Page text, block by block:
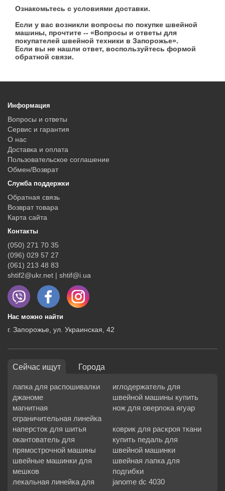
Ознакомьтесь с условиями доставки.
Если у вас возникли вопросы по покупке швейной
машины, прочтите -- «Вопросы и ответы для
покупателей швейной техники в Запорожье».
Если вы не нашли ответ, воспользуйтесь формой
обратной связи.
Информация
Вопросы и ответы
Сервис и гарантия
О нас
Доставка и оплата
Пользовательское соглашение
Обмен/Возврат
Служба поддержки
Обратная связь
Возврат товара
Карта сайта
Контакты
(050) 271 70 35
(096) 029 57 27
(061) 213 48 83
shtif2@ukr.net | shtif@i.ua
Нас можно найти
г. Запорожье, ул. Украинская, 42
Сейчас ищут Города
лапка для распошивалки
джаноме
иглодержатель для
швейной машины купить
магнитная
ограничительная линейка
нож для оверлока ягуар
наперсток для шитья
коврик для раскроя ткани
окантователь для
прямострочной машины
купить педаль для
швейной машинки
швейные машинки для
мешков
швейная лапка для
подгибки
лекальная линейка для
janome dc 4030